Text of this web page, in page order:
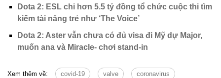
Dota 2: ESL chi hơn 5.5 tỷ đồng tổ chức cuộc thi tìm
kiếm tài năng trẻ như ‘The Voice’
Dota 2: Aster vẫn chưa có đủ visa đi Mỹ dự Major,
muốn ana và Miracle- chơi stand-in
Xem thêm về: covid-19 valve coronavirus